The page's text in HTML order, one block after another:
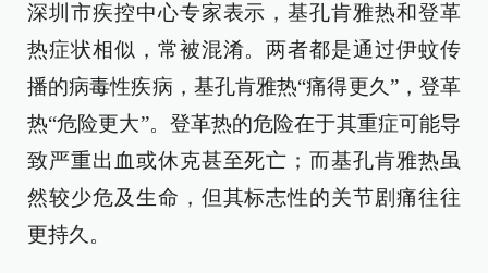
深圳市疾控中心专家表示，基孔肯雅热和登革
热症状相似，常被混淆。两者都是通过伊蚊传
播的病毒性疾病，基孔肯雅热“痛得更久”，登革
热“危险更大”。登革热的危险在于其重症可能导
致严重出血或休克甚至死亡；而基孔肯雅热虽
然较少危及生命，但其标志性的关节剧痛往往
更持久。